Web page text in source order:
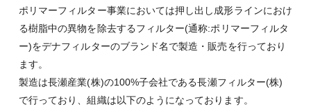
ポリマーフィルター事業においては押し出し成形ラインにおけ
る樹脂中の異物を除去するフィルター(通称:ポリマーフィルタ
ー)をデナフィルターのブランド名で製造・販売を行っており
ます。
製造は長瀬産業(株)の100%子会社である長瀬フィルター(株)
で行っており、組織は以下のようになっております。